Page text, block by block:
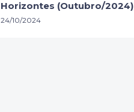
Horizontes (Outubro/2024)
24/10/2024